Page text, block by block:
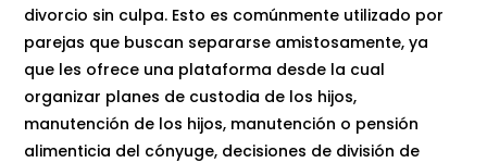
divorcio sin culpa. Esto es comúnmente utilizado por
parejas que buscan separarse amistosamente, ya
que les ofrece una plataforma desde la cual
organizar planes de custodia de los hijos,
manutención de los hijos, manutención o pensión
alimenticia del cónyuge, decisiones de división de